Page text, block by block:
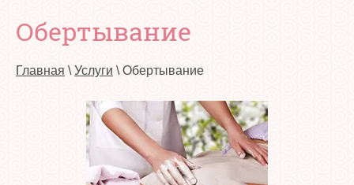
Обертывание
Главная \ Услуги \ Обертывание